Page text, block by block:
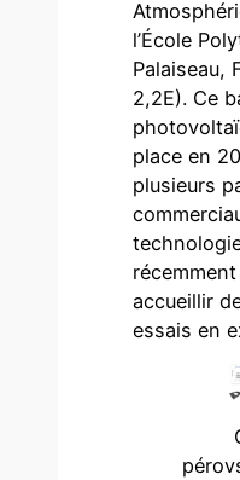
l’École
Palaiseau,
2,2E). Ce
place en
plusieurs
accueillir
essais en